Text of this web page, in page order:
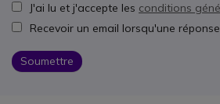
J'ai lu et j'accepte les conditions
Recevoir un email lorsqu'une
Soumettre